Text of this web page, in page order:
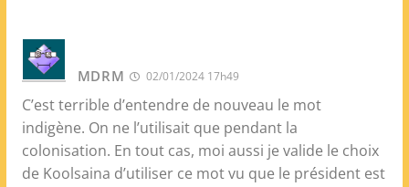
MDRM 02/01/2024 17h49
C’est terrible d’entendre de nouveau le mot
indigène. On ne l’utilisait que pendant la
colonisation. En tout cas, moi aussi je valide le choix
de Koolsaina d’utiliser ce mot vu que le président est